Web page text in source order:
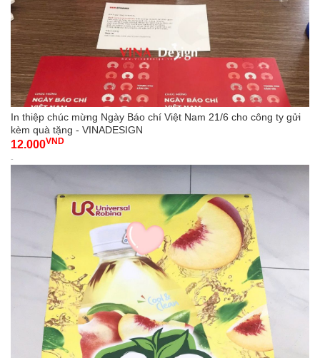
In thiệp chúc mừng Ngày Báo chí Việt Nam 21/6 cho công ty gửi
kèm quà tặng - VINADESIGN
12.000VND
-